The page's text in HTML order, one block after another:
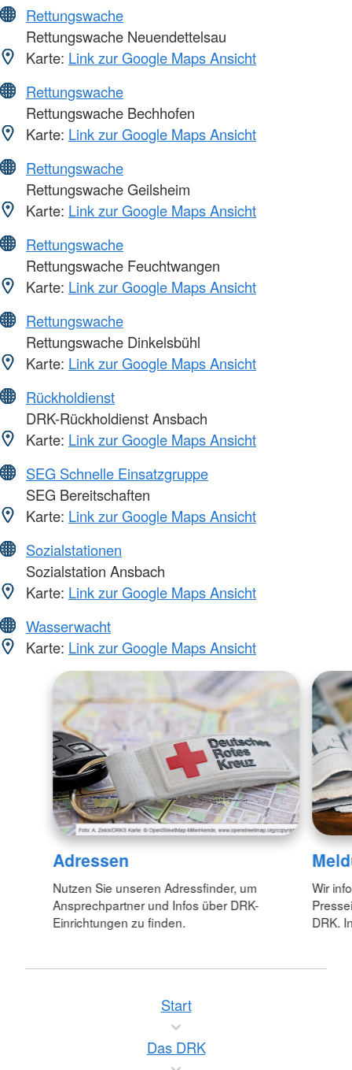
Rettungswache
Rettungswache Neuendettelsau
Karte: Link zur Google Maps Ansicht
Rettungswache
Rettungswache Bechhofen
Karte: Link zur Google Maps Ansicht
Rettungswache
Rettungswache Geilsheim
Karte: Link zur Google Maps Ansicht
Rettungswache
Rettungswache Feuchtwangen
Karte: Link zur Google Maps Ansicht
Rettungswache
Rettungswache Dinkelsbühl
Karte: Link zur Google Maps Ansicht
Rückholdienst
DRK-Rückholdienst Ansbach
Karte: Link zur Google Maps Ansicht
SEG Schnelle Einsatzgruppe
SEG Bereitschaften
Karte: Link zur Google Maps Ansicht
Sozialstationen
Sozialstation Ansbach
Karte: Link zur Google Maps Ansicht
Wasserwacht
Karte: Link zur Google Maps Ansicht
Adressen
Nutzen Sie unseren Adressfinder, um
Ansprechpartner und Infos über DRK-
Einrichtungen zu finden.
Wir
DRK.
Start
Das DRK